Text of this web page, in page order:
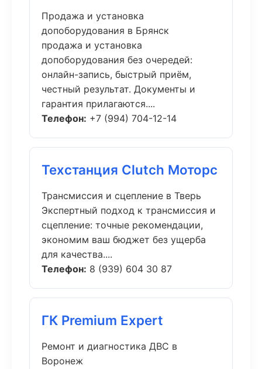
Продажа и установка
допоборудования в Брянск
продажа и установка
допоборудования без очередей:
онлайн-запись, быстрый приём,
честный результат. Документы и
гарантия прилагаются....
Телефон: +7 (994) 704-12-14
Техстанция Clutch Моторс
Трансмиссия и сцепление в Тверь
Экспертный подход к трансмиссия и
сцепление: точные рекомендации,
экономим ваш бюджет без ущерба
для качества....
Телефон: 8 (939) 604 30 87
ГК Premium Expert
Ремонт и диагностика ДВС в
Воронеж